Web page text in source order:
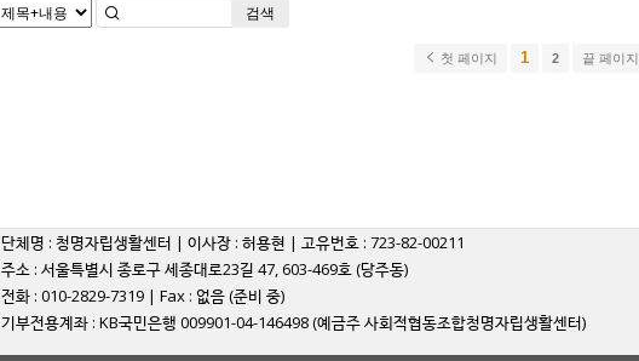
검색
첫 페이지 1 2 끝 페이지
단체명 : 청명자립생활센터 | 이사장 : 허용현 | 고유번호 : 723-82-00211
주소 : 서울특별시 종로구 세종대로23길 47, 603-469호 (당주동)
전화 : 010-2829-7319 | Fax : 없음 (준비 중)
기부전용계좌 : KB국민은행 009901-04-146498 (예금주 사회적협동조합청명자립생활센터)